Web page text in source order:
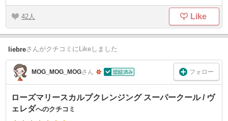
42 Like
liebreさんがクチコミにLikeしました
MOG_MOG_MOGさん フォロー
ローズマリースカルプクレンジング スーパークール / ヴ
ェレダへのクチコミ